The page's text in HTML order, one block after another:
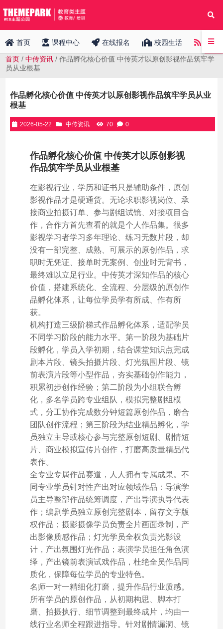
首页 课程中心 在线报名 校园生活 中传
首页 /中传资讯 / 作品孵化核心价值 中传英才以原创影视作品筑牢学
员从业根基
作品孵化核心价值 中传英才以原创影视作品筑牢学员从业
根基
2026-05-22 中传资讯 70 0
作品孵化核心价值 中传英才以原创影视
作品筑牢学员从业根基
在影视行业，学历和证书只是辅助条件，原创
影视作品才是硬通货。无论求职影视岗位、承
接商业拍摄订单、参与剧组试镜、对接项目合
作，合作方首先查看的就是个人作品集。很多
影视学习者学习多年理论、练习无数片段，却
没有一部完整、成熟、可展示的原创作品，求
职时无凭证、接单时无案例、创业时无背书，
最终难以立足行业。中传英才深知作品的核心
价值，搭建系统化、全流程、分层级的原创作
品孵化体系，让每位学员学有所成、作有所
获。
机构打造三级阶梯式作品孵化体系，适配学员
不同学习阶段的能力水平。第一阶段为基础片
段孵化，学员入学初期，结合课堂知识点完成
剧本片段、镜头拍摄片段、灯光氛围片段、镜
前表演片段等小型作品，夯实基础创作能力，
积累初步创作经验；第二阶段为小组联合孵
化，多名学员跨专业组队，模拟完整剧组模
式，分工协作完成数分钟短篇原创作品，磨合
团队创作流程；第三阶段为结业精品孵化，学
员独立主导或核心参与完整原创短剧、剧情短
片、商业模拟宣传片创作，打磨高质量精品代
表作。
全专业专属作品赛道，人人拥有专属成果。不
同专业学员针对性产出对应领域作品：导演学
员主导整部作品统筹调度，产出导演执导代表
作；编剧学员独立原创完整剧本，留存文字版
权作品；摄影摄像学员负责全片画面录制，产
出影像质感作品；灯光学员全权负责光影设
计，产出氛围灯光作品；表演学员担任角色演
绎，产出镜前表演试戏作品，杜绝全员作品同
质化，保障每位学员的专业特色。
名师一对一精细化打磨，提升作品行业质感。
所有学员的原创作品，从初期构思、脚本打
磨、拍摄执行、细节调整到最终成片，均由一
线行业名师全程跟进指导。针对剧情漏洞、镜